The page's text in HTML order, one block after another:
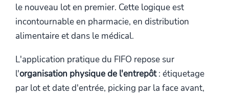
le nouveau lot en premier. Cette logique est
incontournable en pharmacie, en distribution
alimentaire et dans le médical.
L'application pratique du FIFO repose sur
l'organisation physique de l'entrepôt: étiquetage
par lot et date d'entrée, picking par la face avant,